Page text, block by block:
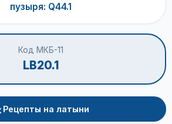
пузыря: Q44.1
Код МКБ-11
LB20.1
Рецепты на латыни